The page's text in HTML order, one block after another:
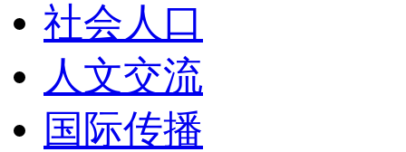
社会人口
人文交流
国际传播